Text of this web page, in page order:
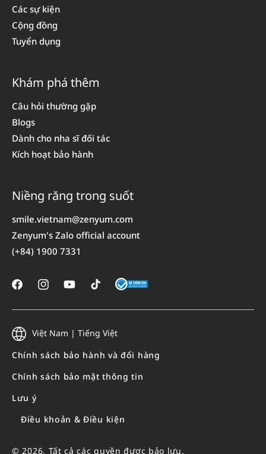
Các sự kiện
Cộng đồng
Tuyển dụng
Khám phá thêm
Câu hỏi thường gặp
Blogs
Dành cho nha sĩ đối tác
Kích hoạt bảo hành
Niềng răng trong suốt
smile.vietnam@zenyum.com
Zenyum's Zalo official account
(+84) 1900 7331
FacebookInstagramYouTubeTikTok
Việt Nam | Tiếng Việt
Chính sách bảo hành và đổi hàng
Chính sách bảo mật thông tin
Lưu ý
Điều khoản & Điều kiện
© 2026, Tất cả các quyền được bảo lưu.